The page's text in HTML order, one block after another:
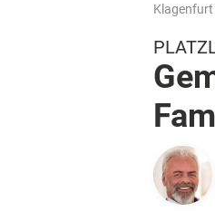
Klagenfurt